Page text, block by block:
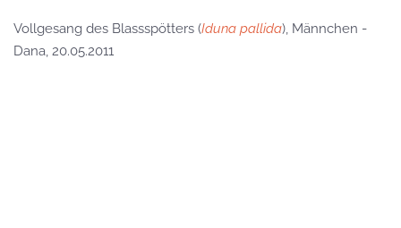
Vollgesang des Blassspötters (Iduna pallida), Männchen -
Dana, 20.05.2011